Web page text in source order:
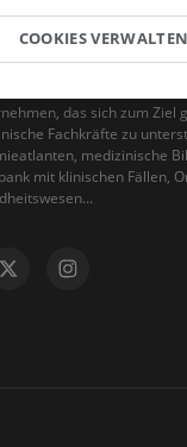
das sich zum Ziel
Fachkräfte zu
medizinische
mit klinischen Fällen,
COOKIES VERWALTEN